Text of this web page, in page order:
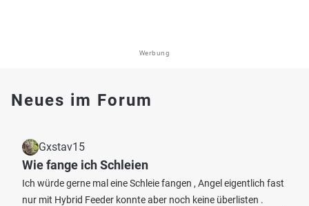
Werbung
Neues im Forum
Gxstav15
Wie fange ich Schleien
Ich würde gerne mal eine Schleie fangen , Angel eigentlich fast
nur mit Hybrid Feeder konnte aber noch keine überlisten .